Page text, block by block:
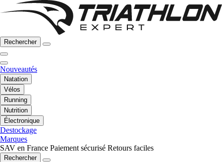
Rechercher
Nouveautés
Natation
Vélos
Running
Nutrition
Électronique
Destockage
Marques
SAV en France Paiement sécurisé Retours faciles
Rechercher